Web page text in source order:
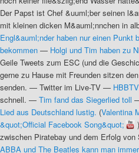
Der Papst ist Chef &uuml;ber seinen
mit kleinen dicken M&auml;nnchen in
Engl&auml;nder haben nur einen Punkt
bekommen — Holgi und Tim haben zu
Geile Tweets zum ESC (und die
gerne zu Hause mit Freunden sitzen
senden. — Twitter im Live-TV — HBBTV
schnell. — Tim fand das Siegerlied toll
Lied aus Deutschland lustig. (Valentina
&quot;Official Facebook Song&quot;
zwischen Piratebay und dem Erfolg von
ABBA und The Beatles kann man